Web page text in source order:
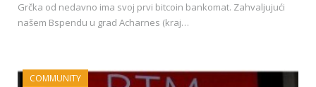
Grčka od nedavno ima svoj prvi bitcoin bankomat. Zahvaljujući
našem Bspendu u grad Acharnes (kraj…
COMMUNITY